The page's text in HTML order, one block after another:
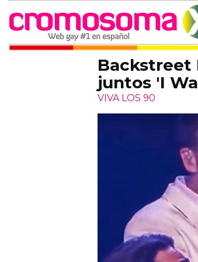
Backstreet
juntos 'I
VIVA LOS 90